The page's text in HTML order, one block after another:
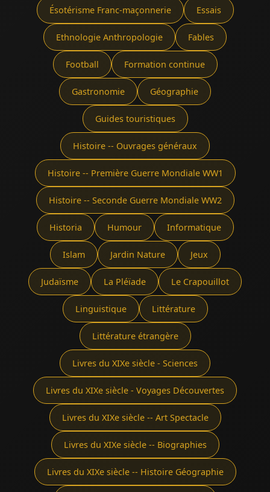
Ésotérisme Franc-maçonnerie Essais
Ethnologie Anthropologie Fables
Football Formation continue
Gastronomie Géographie
Guides touristiques
Histoire -- Ouvrages généraux
Histoire -- Première Guerre Mondiale WW1
Histoire -- Seconde Guerre Mondiale WW2
Historia Humour Informatique
Islam Jardin Nature Jeux
Judaïsme La Pléïade Le Crapouillot
Linguistique Littérature
Littérature étrangère
Livres du XIXe siècle - Sciences
Livres du XIXe siècle - Voyages Découvertes
Livres du XIXe siècle -- Art Spectacle
Livres du XIXe siècle -- Biographies
Livres du XIXe siècle -- Histoire Géographie